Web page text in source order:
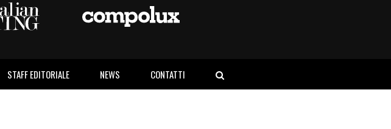
STAFF EDITORIALE NEWS CONTATTI